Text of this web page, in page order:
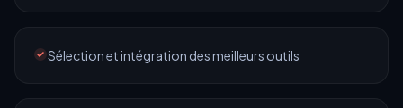
Sélection et intégration des meilleurs outils